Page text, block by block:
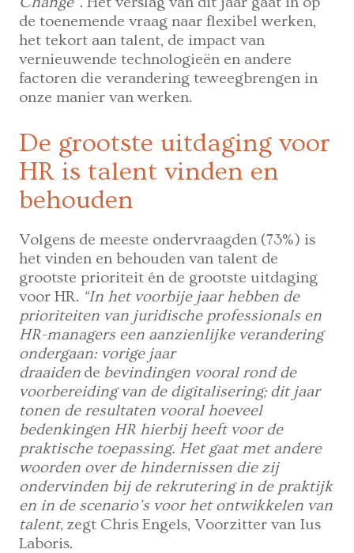
de toenemende vraag naar flexibel werken,
het tekort aan talent, de impact van
vernieuwende technologieën en andere
factoren die verandering teweegbrengen in
onze manier van werken.
De grootste uitdaging voor
HR is talent vinden en
behouden
Volgens de meeste ondervraagden (73%) is
het vinden en behouden van talent de
grootste prioriteit én de grootste uitdaging
voor HR. “In het voorbije jaar hebben de
prioriteiten van juridische professionals en
HR-managers een aanzienlijke verandering
ondergaan: vorige jaar
draaiden de bevindingen vooral rond de
voorbereiding van de digitalisering; dit jaar
tonen de resultaten vooral hoeveel
bedenkingen HR hierbij heeft voor de
praktische toepassing. Het gaat met andere
woorden over de hindernissen die zij
ondervinden bij de rekrutering in de praktijk
en in de scenario’s voor het ontwikkelen van
talent, zegt Chris Engels, Voorzitter van Ius
Laboris.